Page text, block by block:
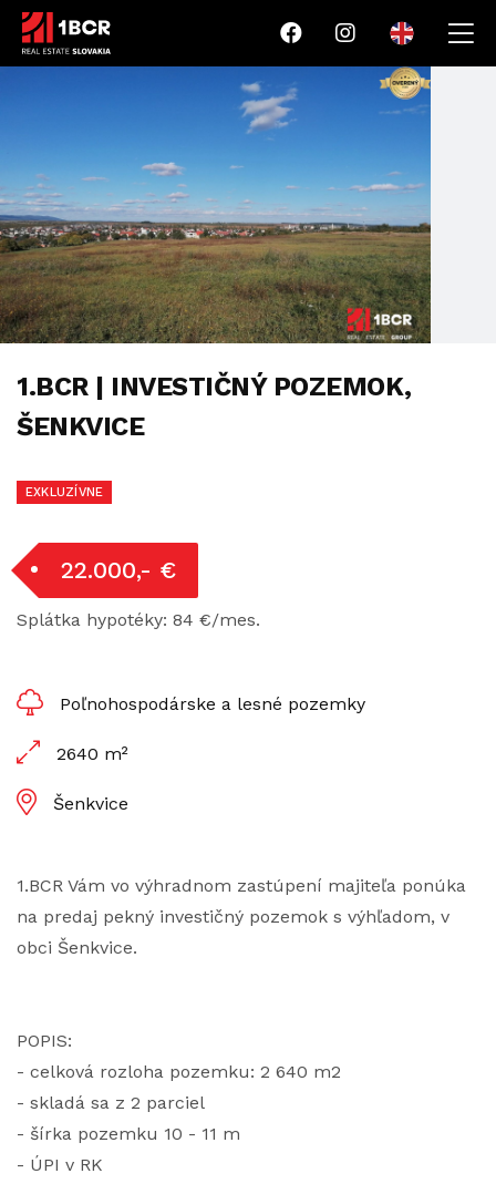
1.BCR | INVESTIČNÝ POZEMOK,
ŠENKVICE
EXKLUZÍVNE
22.000,- €
Splátka hypotéky: 84 €/mes.
Poľnohospodárske a lesné pozemky
2640 m²
Šenkvice
1.BCR Vám vo výhradnom zastúpení majiteľa ponúka
na predaj pekný investičný pozemok s výhľadom, v
obci Šenkvice.
POPIS:
- celková rozloha pozemku: 2 640 m2
- skladá sa z 2 parciel
- šírka pozemku 10 - 11 m
- ÚPI v RK